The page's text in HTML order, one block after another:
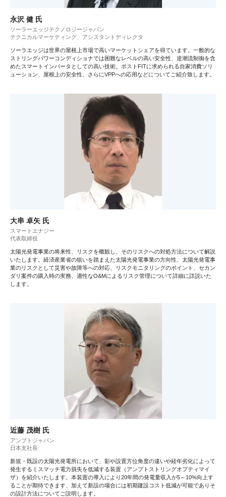
永沢 健 氏
ソーラーエッジテクノロジージャパン
テクニカルマーケティング、アシスタントディレクタ
ソーラエッジは世界の屋根上市場で高いマーケットシェアを得ています。一般的な
ストリングパワーコンディショナでは困難なレベルの高い安全性、逆潮流制御を含
めたスマートインバータとしての高い技術。ポストFITに求められる自家消費ソリ
ューション、屋根上の安全性、さらにVPPへの応用などについてご紹介致します。
大串 卓矢 氏
スマートエナジー
代表取締役
太陽光発電事業の将来性、リスクを概観し、そのリスクへの対処方法について解説
いたします。経済産業省の狙いを踏まえた太陽光発電事業の方向性、太陽光発電事
業のリスクとして災害や故障等への対応、リスクモニタリングのポイント、セカン
ダリ案件の購入時の実務、適性なO&Mによるリスク管理について詳細に詳説いた
します。
近藤 茂樹 氏
アンプトジャパン
日本支社長
新規・既設の太陽光発電所において、影や設置方位角度の違いや経年劣化によって
発生するミスマッチ電力損失を低減する装置（アンプトストリングオプティマイ
ザ）を紹介いたします。本装置の導入により20年間の発電量収入が5～10%向上す
ることが期待できます、加えて新設の場合には初期建設コスト低減が可能でありそ
の設計方法についてご説明します。